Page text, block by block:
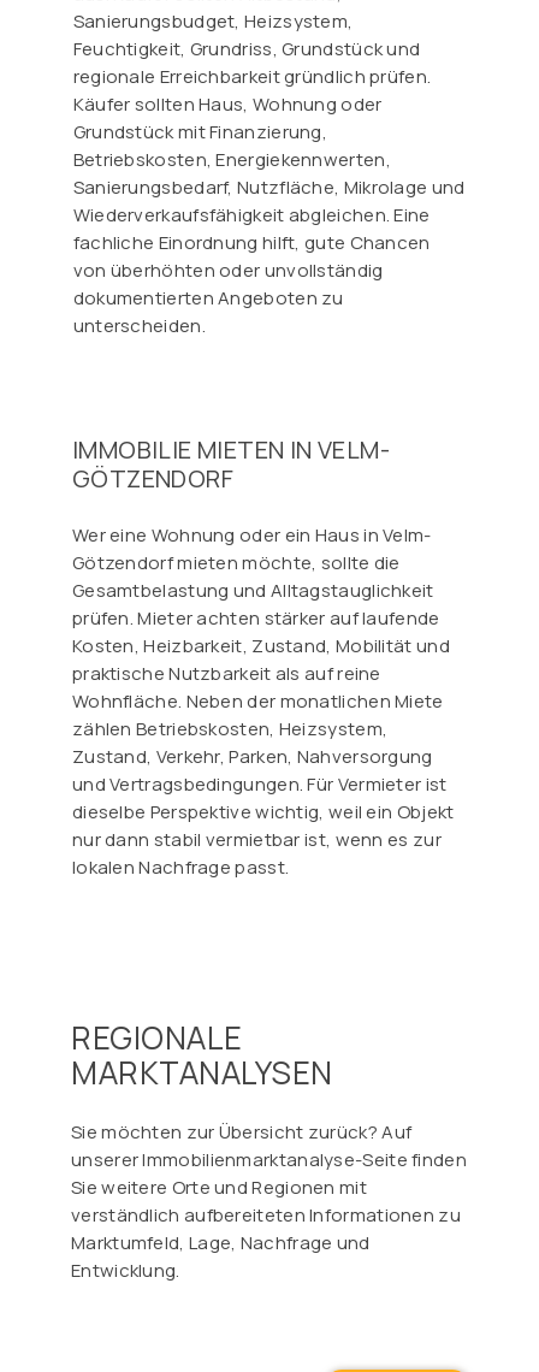
Sanierungsbudget, Heizsystem,
Feuchtigkeit, Grundriss, Grundstück und
regionale Erreichbarkeit gründlich prüfen.
Käufer sollten Haus, Wohnung oder
Grundstück mit Finanzierung,
Betriebskosten, Energiekennwerten,
Sanierungsbedarf, Nutzfläche, Mikrolage und
Wiederverkaufsfähigkeit abgleichen. Eine
fachliche Einordnung hilft, gute Chancen
von überhöhten oder unvollständig
dokumentierten Angeboten zu
unterscheiden.
IMMOBILIE MIETEN IN VELM-
GÖTZENDORF
Wer eine Wohnung oder ein Haus in Velm-
Götzendorf mieten möchte, sollte die
Gesamtbelastung und Alltagstauglichkeit
prüfen. Mieter achten stärker auf laufende
Kosten, Heizbarkeit, Zustand, Mobilität und
praktische Nutzbarkeit als auf reine
Wohnfläche. Neben der monatlichen Miete
zählen Betriebskosten, Heizsystem,
Zustand, Verkehr, Parken, Nahversorgung
und Vertragsbedingungen. Für Vermieter ist
dieselbe Perspektive wichtig, weil ein Objekt
nur dann stabil vermietbar ist, wenn es zur
lokalen Nachfrage passt.
REGIONALE
MARKTANALYSEN
Sie möchten zur Übersicht zurück? Auf
unserer Immobilienmarktanalyse-Seite finden
Sie weitere Orte und Regionen mit
verständlich aufbereiteten Informationen zu
Marktumfeld, Lage, Nachfrage und
Entwicklung.